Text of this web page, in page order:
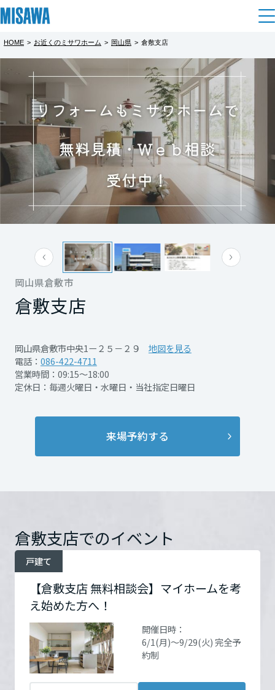
住まい
建てる
商品ラインアップ
デザイン
テクノロジー（住まいの性能）
建築事例・建築実例
デザイナーズギャラリー
インテリア
住まいづくりガイド
分譲住宅（建売・土地）検索
分譲マンション検索
住まいの売却
これから住まいをご検討の方
多彩な動画やこだわりが詰まった建築実例、注目の最新情報など、住
まいづくりを楽しく学べるデジタルラウンジです。
ホームラウンジ 新築・戸建て
土地活用
個人のお客さま
賃貸住宅
賃貸併用住宅
店舗・各種施設
土地活用モデルルーム見学
土地活用実例
企業不動産活用（CRE）戦略
社宅建築
医療・介護・子育て・障がい福祉施設
土地活用の基礎から長期安定経営を目指すオーナー様まで、賃貸経営
リフォーム
戸建て・マンション
ミサワリフォームとは
リフォームの流れ
リフォームメニュー
リフォーム事例
事業用リノベーション
ームの具体策とアイデアを豊富にご用意しています。
ホームラウンジ リフォーム
まちづくり
複合開発・投資開発
複合開発事業（ASMACI-アスマチ-）
再開発・官民連携事業
分譲マンション開発事業
建築再生事業
事業用地・事業用建物
すべてのフィールドに新しい価値をデザインし、持続可能な未来志向
のまちづくりを実現していきます。
ミサワゼネラルソリューション
オーナーサポート
サポートメニュー
住まいるりんぐ（ロングサポート）
アフターメンテナンス
ミサワリフォーム
ご相談窓口
お客様センター
ミサワホームオーナーさま・リフォーム工事ご契約者さまとミサワホ
ームを結ぶコミュニケーションサイト。お得・便利・安心なコンテン
ツや、ミサワホームからの大切なお知らせなど配信しています。
ミサワオーナーズクラブ
業・ IR情報
企業・IR
MISAWAについて
ミサワホームグループ
IR情報
新卒者採用
中途採用
障がい者採用
ウエルネス事業
展示場・
カタログ請求
HOME > お近くのミサワホーム > 岡山県 > 倉敷支店
岡山県倉敷市
倉敷支店
岡山県倉敷市中央1ー２５－２９
地図を見る
電話： 086-422-4711
営業時間：09:15～18:00
定休日：毎週火曜日・水曜日・当社指定日曜日
来場予約する
倉敷支店でのイベント
【倉敷支店 無料相談会】マイホームを考
え始めた方へ！
戸建て
開催日時：
6/1(月)～9/29(火) 完全予
約制
都道府県を選択
北海道
北海道
東北
青森県
岩手県
宮城県
秋田県
福島県
関東
栃木県
群馬県
埼玉県
【倉敷支店 無料相談会】マイホームを考
え始めた方へ！
完全予約制
家づくりをはじめるほとんどのご家族にとっ
て、それは初めての経験ばかり。
資金の事、間取りの事、土地の事、税金の
事、建てどきっていつ…？
マイホームの計画を始めたばかりの方や、何
から始めたら良いか分からない方。そんな不
安や疑問に家づくりのプロがお答えします！
Webから事前予約の上、ぜひご来店下さい。
前日までにWEB来場予約からのご来店で
プレゼント！】
※将来的に具体的な住まいづくりをお考えの
状況により、予約時間を調整させて頂く場合
がございます。
※過去にミサワホームでアンケート受付、Ｗ
ｅｂ登録等されたことがない方限定
詳細を見る
開催場所
お問い合
わせ
電話：
営業時間：09:15～18:00
定休日：毎週火曜日・水曜
日・当社指定日曜日
担当者：倉敷支店